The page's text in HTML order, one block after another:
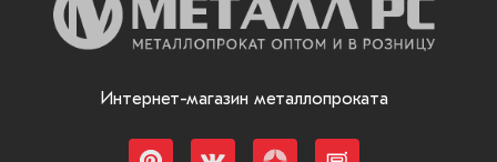
Интернет-магазин металлопроката